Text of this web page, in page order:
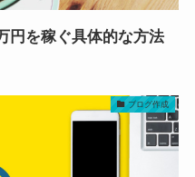
円を稼ぐ具体的な方法
ブログ作成